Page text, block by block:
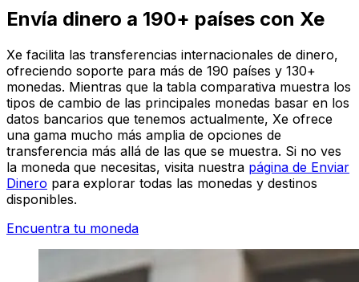
Envía dinero a 190+ países con Xe
Xe facilita las transferencias internacionales de dinero,
ofreciendo soporte para más de 190 países y 130+
monedas. Mientras que la tabla comparativa muestra los
tipos de cambio de las principales monedas basar en los
datos bancarios que tenemos actualmente, Xe ofrece
una gama mucho más amplia de opciones de
transferencia más allá de las que se muestra. Si no ves
la moneda que necesitas, visita nuestra página de Enviar
Dinero para explorar todas las monedas y destinos
disponibles.
Encuentra tu moneda